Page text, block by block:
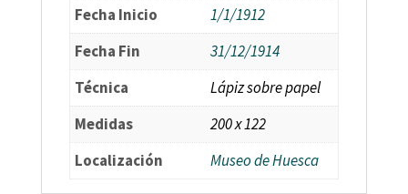
Fecha Inicio
1/1/1912
Fecha Fin
31/12/1914
Técnica
Lápiz sobre papel
Medidas
200 x 122
Localización
Museo de Huesca